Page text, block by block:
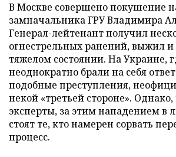
В Москве совершено покушение
замначальника ГРУ Владимира
Генерал-лейтенант получил
огнестрельных ранений, выжил и
тяжелом состоянии. На Украине,
неоднократно брали на себя
подобные преступления,
некой «третьей стороне».
эксперты, за этим нападением в
стоят те, кто намерен сорвать
процесс.